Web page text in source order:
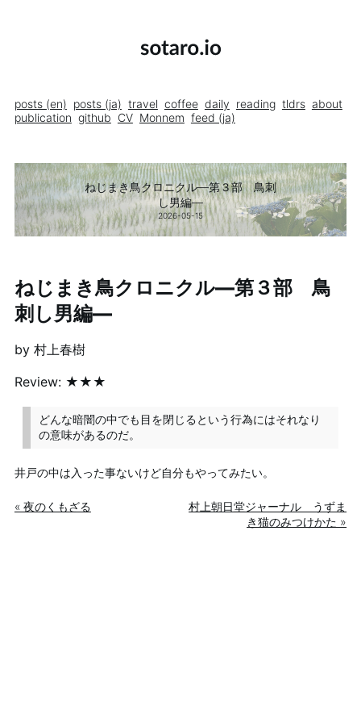
posts (en) posts (ja) travel coffee daily reading tldrs about
publication github CV Monnem feed (ja)
ねじまき鳥クロニクル―第３部 鳥刺
し男編―
2026-05-15
ねじまき鳥クロニクル―第３部 鳥
刺し男編―
by 村上春樹
Review: ★★★
どんな暗闇の中でも目を閉じるという行為にはそれなり
の意味があるのだ。
井戸の中は入った事ないけど自分もやってみたい。
« 夜のくもざる
村上朝日堂ジャーナル うずま
き猫のみつけかた »